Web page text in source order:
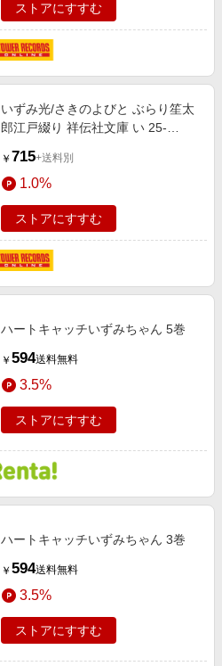
ストアにすすむ
いずみ光/さきのよびと ぶらり笙太
郎江戸綴り 祥伝社文庫 い 25-
￥ 715+送料別
1.0%
ストアにすすむ
ハートキャッチいずみちゃん 5巻
￥ 594送料無料
3.5%
ストアにすすむ
ハートキャッチいずみちゃん 3巻
￥ 594送料無料
3.5%
ストアにすすむ